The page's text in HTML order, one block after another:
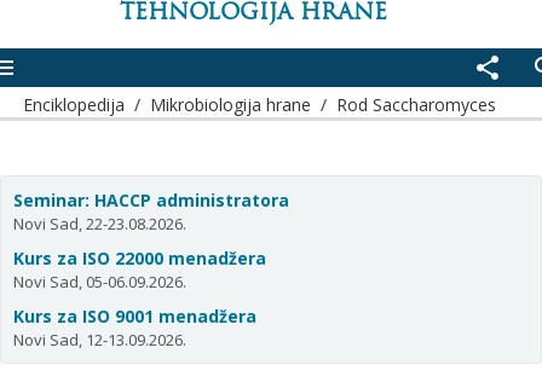
TEHNOLOGIJA HRANE
share
Enciklopedija / Mikrobiologija hrane / Rod Saccharomyces
Seminar: HACCP administratora
Novi Sad, 22-23.08.2026.
Kurs za ISO 22000 menadžera
Novi Sad, 05-06.09.2026.
Kurs za ISO 9001 menadžera
Novi Sad, 12-13.09.2026.